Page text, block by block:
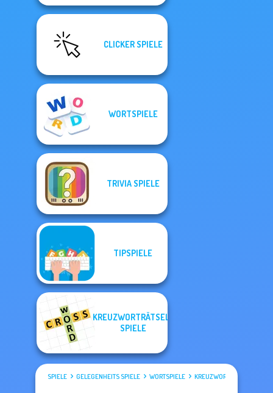
CLICKER SPIELE
WORTSPIELE
TRIVIA SPIELE
TIPSPIELE
KREUZWORTRÄTSEL-
SPIELE
SPIELE GELEGENHEITS SPIELE WORTSPIELE KREUZWORTRÄTSEL-SPIELE